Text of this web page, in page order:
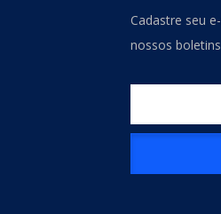
Cadastre seu
nossos